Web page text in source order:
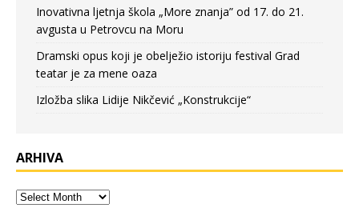
Inovativna ljetnja škola „More znanja” od 17. do 21.
avgusta u Petrovcu na Moru
Dramski opus koji je obelježio istoriju festival Grad
teatar je za mene oaza
Izložba slika Lidije Nikčević „Konstrukcije“
ARHIVA